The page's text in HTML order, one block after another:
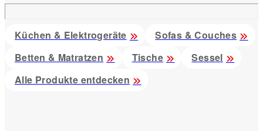
Küchen & Elektrogeräte
Sofas & Couches
Betten & Matratzen
Tische
Sessel
Alle Produkte entdecken